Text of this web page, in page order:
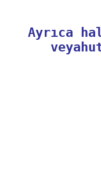
Ayrıca